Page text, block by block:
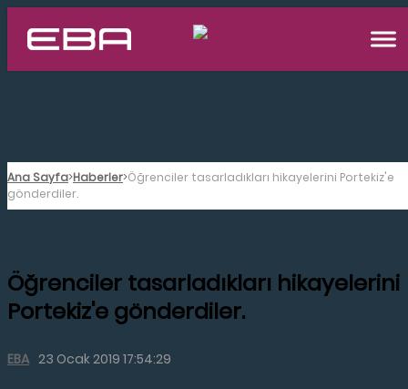
Ana Sayfa Haberler Öğrenciler tasarladıkları hikayelerini Portekiz'e
gönderdiler.
Öğrenciler tasarladıkları hikayelerini
Portekiz'e gönderdiler.
EBA 23 Ocak 2019 17:54:29